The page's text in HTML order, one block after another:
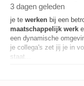
3 dagen geleden
je te werken bij een
maatschappelijk werk
een dynamische
je collega's zet jij je in
staat...